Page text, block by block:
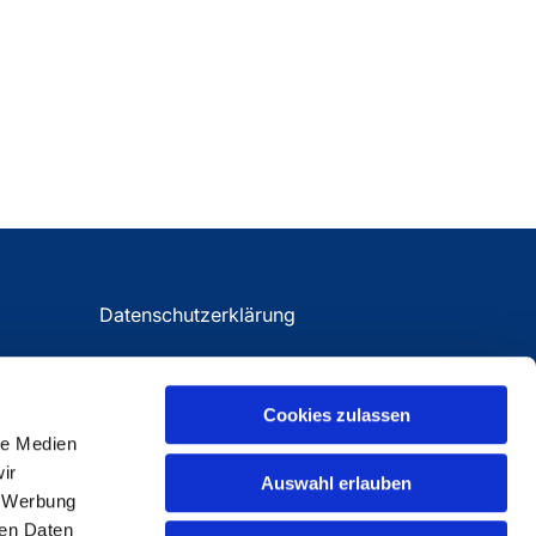
Medien
Daten
Cookies zulassen
Auswahl erlauben
Datenschutzerklärung
Impressum